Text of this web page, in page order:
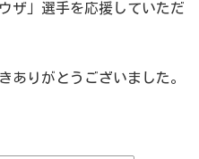
ザ」選手を応援していただ
ありがとうございました。